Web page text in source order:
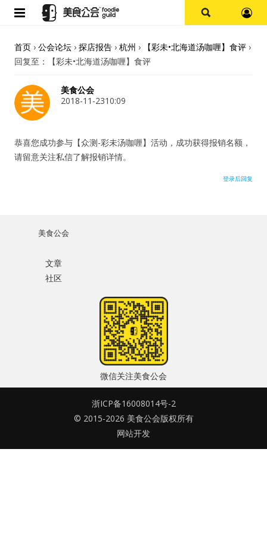
记住我的登录状态
没帐号？
首页
探店报告
上海
公会活动
信息发布
悬赏测评
私家厨房
首页 › 公会论坛 › 探店报告 › 杭州 › 【彩未•北海道汤咖喱】食评 ›
回复至：【彩未•北海道汤咖喱】食评
美食公会
2018-11-2310:09
恭喜您成功参与【众测-彩未汤咖喱】活动，成功获得报销名额，
请留意关注私信了解报销详情。
登录后回复
美食公会
文章
社区
微信关注美食公会
浙ICP备16008014号-2
© 2015-2026 美食公会版权所有
网站开发